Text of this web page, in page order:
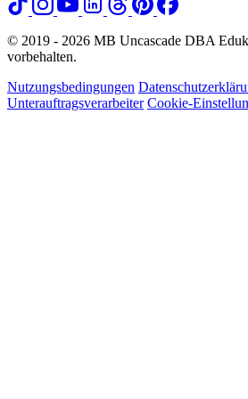
© 2019 - 2026 MB Uncascade DBA
vorbehalten.
Nutzungsbedingungen
Unterauftragsverarbeiter Cookie-